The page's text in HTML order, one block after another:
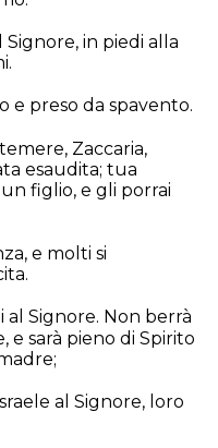
in piedi alla
e preso da spavento.
Zaccaria,
esaudita; tua
figlio, e gli porrai
e molti si
al Signore. Non berrà
e sarà pieno di Spirito
al Signore, loro